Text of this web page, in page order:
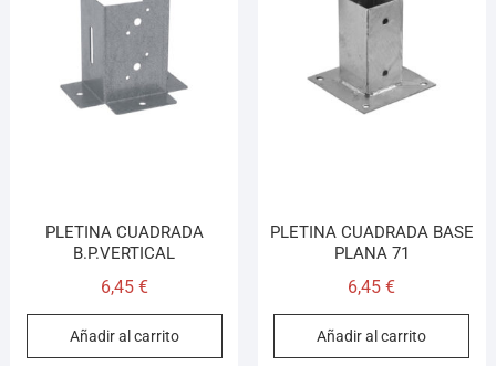
PLETINA CUADRADA
B.P.VERTICAL
6,45 €
Añadir al carrito
PLETINA CUADRADA BASE
PLANA 71
6,45€
Añadir al carrito